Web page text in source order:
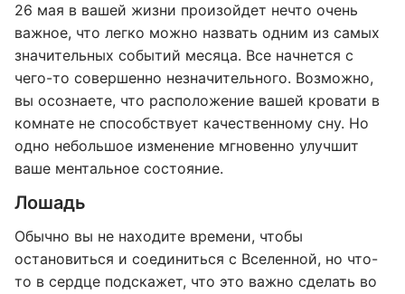
26 мая в вашей жизни произойдет нечто очень
важное, что легко можно назвать одним из самых
значительных событий месяца. Все начнется с
чего-то совершенно незначительного. Возможно,
вы осознаете, что расположение вашей кровати в
комнате не способствует качественному сну. Но
одно небольшое изменение мгновенно улучшит
ваше ментальное состояние.
Лошадь
Обычно вы не находите времени, чтобы
остановиться и соединиться с Вселенной, но что-
то в сердце подскажет, что это важно сделать во